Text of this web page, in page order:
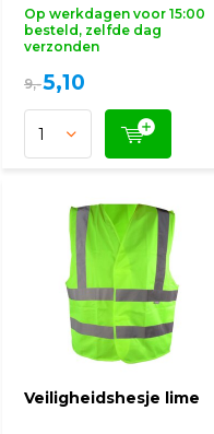
Op werkdagen voor 15:00
besteld, zelfde dag
verzonden
9,-5,10
Veiligheidshesje lime